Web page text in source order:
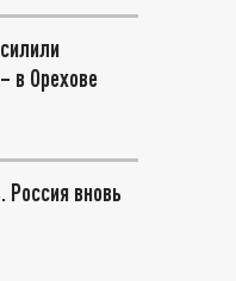
в Орехове
вновь